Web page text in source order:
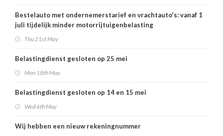
Bestelauto met ondernemerstarief en vrachtauto's: vanaf 1
juli tijdelijk minder motorrijtuigenbelasting
Thu 21st May
Belastingdienst gesloten op 25 mei
Mon 18th May
Belastingdienst gesloten op 14 en 15 mei
Wed 6th May
Wij hebben een nieuw rekeningnummer